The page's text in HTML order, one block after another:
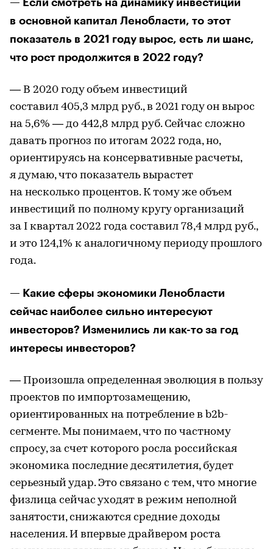
— Если смотреть на динамику инвестиций
в основной капитал Ленобласти, то этот
показатель в 2021 году вырос, есть ли шанс,
что рост продолжится в 2022 году?
— В 2020 году объем инвестиций
составил 405,3 млрд руб., в 2021 году он вырос
на 5,6% — до 442,8 млрд руб. Сейчас сложно
давать прогноз по итогам 2022 года, но,
ориентируясь на консервативные расчеты,
я думаю, что показатель вырастет
на несколько процентов. К тому же объем
инвестиций по полному кругу организаций
за I квартал 2022 года составил 78,4 млрд руб.,
и это 124,1% к аналогичному периоду прошлого
года.
— Какие сферы экономики Ленобласти
сейчас наиболее сильно интересуют
инвесторов? Изменились ли как-то за год
интересы инвесторов?
— Произошла определенная эволюция в пользу
проектов по импортозамещению,
ориентированных на потребление в b2b-
сегменте. Мы понимаем, что по частному
спросу, за счет которого росла российская
экономика последние десятилетия, будет
серьезный удар. Это связано с тем, что многие
физлица сейчас уходят в режим неполной
занятости, снижаются средние доходы
населения. И впервые драйвером роста